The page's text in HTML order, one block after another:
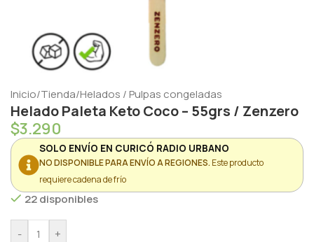
Inicio/Tienda/Helados / Pulpas congeladas
Helado Paleta Keto Coco – 55grs / Zenzero
$3.290
SOLO ENVÍO EN CURICÓ RADIO URBANO
NO DISPONIBLE PARA ENVÍO A REGIONES. Este producto
requiere cadena de frío
22 disponibles
- +